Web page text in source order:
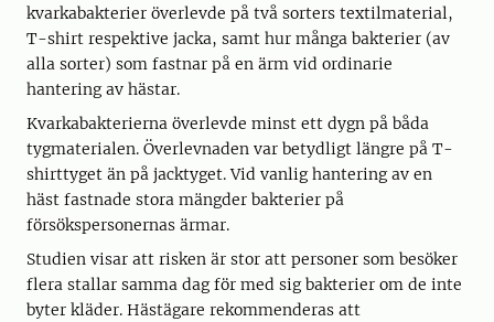
kvarkabakterier överlevde på två sorters textilmaterial,
T-shirt respektive jacka, samt hur många bakterier (av
alla sorter) som fastnar på en ärm vid ordinarie
hantering av hästar.
Kvarkabakterierna överlevde minst ett dygn på båda
tygmaterialen. Överlevnaden var betydligt längre på T-
shirttyget än på jacktyget. Vid vanlig hantering av en
häst fastnade stora mängder bakterier på
försökspersonernas ärmar.
Studien visar att risken är stor att personer som besöker
flera stallar samma dag för med sig bakterier om de inte
byter kläder. Hästägare rekommenderas att